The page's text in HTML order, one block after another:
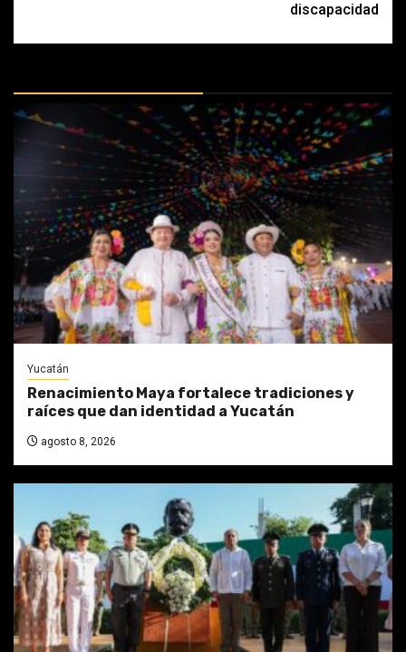
discapacidad
Yucatán
Renacimiento Maya fortalece tradiciones y
raíces que dan identidad a Yucatán
agosto 8, 2026